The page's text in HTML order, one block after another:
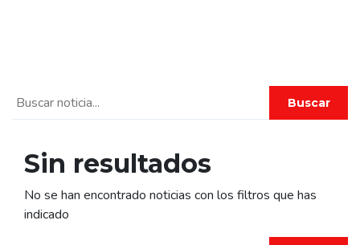
Buscar
Sin resultados
No se han encontrado noticias con los filtros que has
indicado